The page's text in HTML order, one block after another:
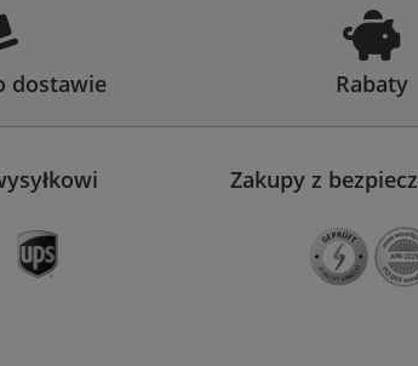
dostawie Rabaty
Zakupy z